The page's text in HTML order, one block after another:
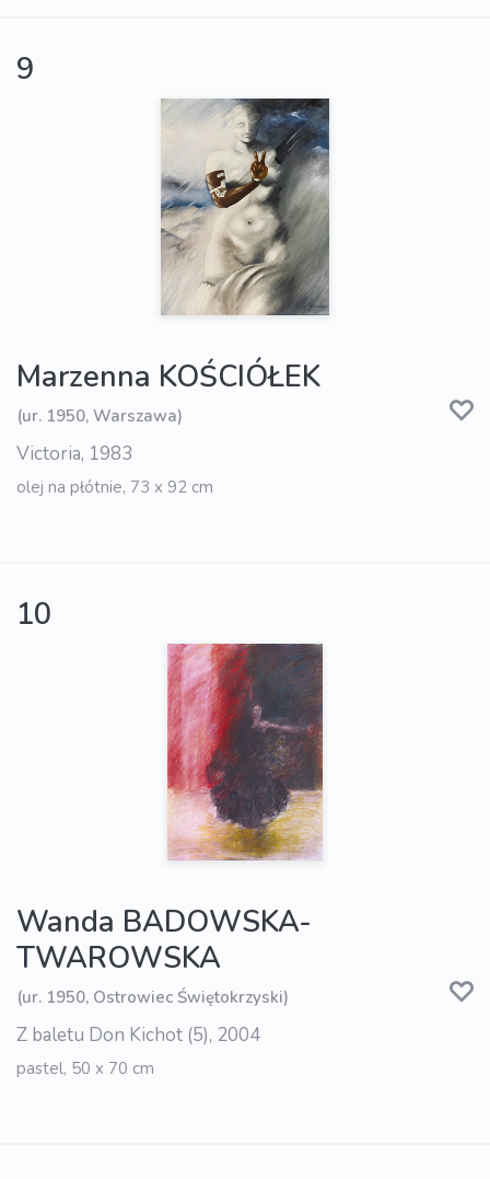
9
Marzenna KOŚCIÓŁEK
(ur. 1950, Warszawa)
Victoria, 1983
olej na płótnie, 73 x 92 cm
10
Wanda BADOWSKA-
TWAROWSKA
(ur. 1950, Ostrowiec Świętokrzyski)
Z baletu Don Kichot (5), 2004
pastel, 50 x 70 cm